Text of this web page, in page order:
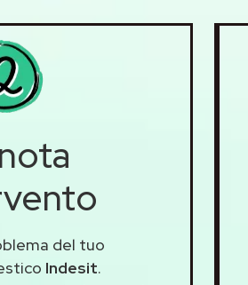
del tuo
Indesit.